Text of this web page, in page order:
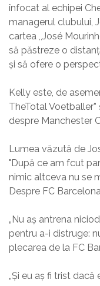
înfocat al echipei
managerul clubului,
cartea ,,José
să păstreze o
și să ofere o
Kelly este, de
TheTotal
despre Manchester
Lumea văzută de
"După ce am fcut
nimic altceva nu se
Despre FC
„Nu aș antrena
pentru a-i distruge:
plecarea de la FC
„Și eu aș fi trist